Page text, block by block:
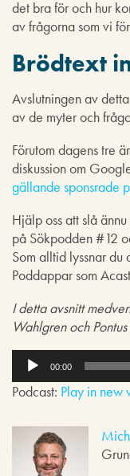
det bra för och hur
av frågorna som vi
Brödtext
Avslutningen av
av de myter och
Förutom dagens tre
diskussion om
gällande sponsrade
Hjälp oss att slå
på Sökpodden #12
Som alltid lyssnar
Poddappar som
I detta avsnitt
Wahlgren och Pontus
L
u
d
p
00:00
Podcast: Play in new